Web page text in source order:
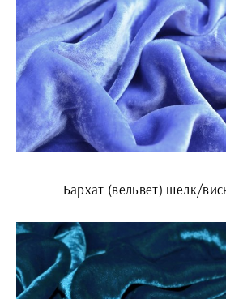
Бархат (вельвет) шелк/